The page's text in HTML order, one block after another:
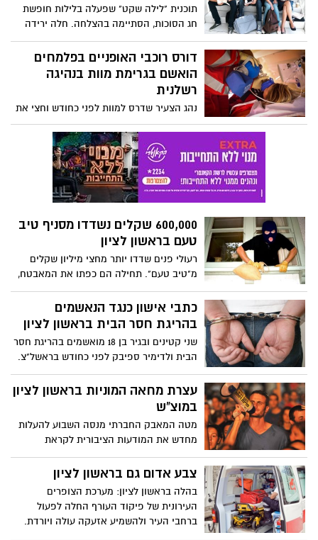
תוכנית "לילה שקט" שפעלה בלילות חופשת
חג הסוכות, הסתיימה בהצלחה. חלה ירידה
של 30% בפניות מוקד בנושא נערים מרעישים,
בהשוואה לשנת 2009.
דורס רוכבי האופניים בפלמחים
הואשם בגרימת מוות בנהיגה
רשלנית
נהג הצעיר שדרס למוות לפני כחודש וחצי את
רוכבי האופניים שלום גרוסמן ויצחק סימון
סמוך לנחל שורק הואשם בגרימת מוות בנהיגה
רשלנית ועבירות נוספות. בכתב ה
600,000 שקלים נשדדו מסניף טיב
טעם בראשון לציון
רעולי פנים שדדו יותר מחצי מיליון שקלים
מ"טיב טעם". תחילה הם כפתו את המאבטח,
ואחר כך רוקנו לתוך תיק 600,000 שקלים
באיומי אקדח - ונמלטו
כתבי אישון כנגד הנאשמים
בהריגת חסר הבית בראשון לציון
שני קטינים ובגיר בן 18 מואשמים בהריגת חסר
הבית ולדימיר ספיבק לפני כחודש בראשל"צ.
לפי כתב האישום, השלושה החליטו להתעמת,
התנפלו עליהם ובעטו בראשם.
עצרת מחאה המוניות בראשון לציון
במוצ"ש
מטה המאבק החברתי מנסה השבוע להעלות
מחדש את המודעות הציבורית לקראת
ההפגנות שיתקיימו במוצאי שבת. מובילי
צבע אדום גם בראשון לציון
בהלה בראשון לציון: מערכת הצופרים
העירונית של פיקוד העורף החלה לפעול
ברחבי העיר ולהשמיע אזעקה עולה ויורדת.